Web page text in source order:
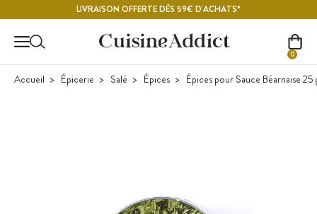
LIVRAISON OFFERTE DÈS 59€ D'ACHATS*
0
Accueil Épicerie Salé Épices Épices pour Sauce Béarnaise